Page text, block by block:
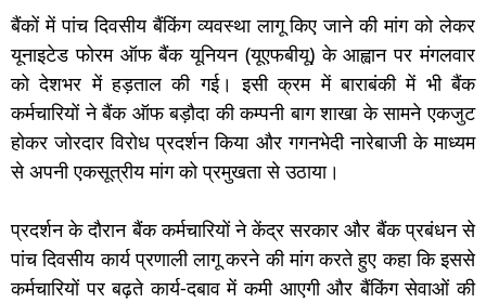
बैंकों में पांच दिवसीय बैंकिंग व्यवस्था लागू किए जाने की मांग को लेकर
यूनाइटेड फोरम ऑफ बैंक यूनियन (यूएफबीयू) के आह्वान पर मंगलवार
को देशभर में हड़ताल की गई। इसी क्रम में बाराबंकी में भी बैंक
कर्मचारियों ने बैंक ऑफ बड़ौदा की कम्पनी बाग शाखा के सामने एकजुट
होकर जोरदार विरोध प्रदर्शन किया और गगनभेदी नारेबाजी के माध्यम
से अपनी एकसूत्रीय मांग को प्रमुखता से उठाया।
प्रदर्शन के दौरान बैंक कर्मचारियों ने केंद्र सरकार और बैंक प्रबंधन से
पांच दिवसीय कार्य प्रणाली लागू करने की मांग करते हुए कहा कि इससे
कर्मचारियों पर बढ़ते कार्य-दबाव में कमी आएगी और बैंकिंग सेवाओं की